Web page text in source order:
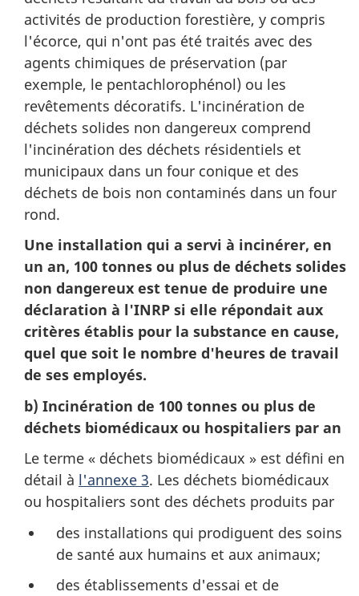
activités de production forestière, y compris
l'écorce, qui n'ont pas été traités avec des
agents chimiques de préservation (par
exemple, le pentachlorophénol) ou les
revêtements décoratifs. L'incinération de
déchets solides non dangereux comprend
l'incinération des déchets résidentiels et
municipaux dans un four conique et des
déchets de bois non contaminés dans un four
rond.
Une installation qui a servi à incinérer, en
un an, 100 tonnes ou plus de déchets solides
non dangereux est tenue de produire une
déclaration à l'INRP si elle répondait aux
critères établis pour la substance en cause,
quel que soit le nombre d'heures de travail
de ses employés.
b) Incinération de 100 tonnes ou plus de
déchets biomédicaux ou hospitaliers par an
Le terme « déchets biomédicaux » est défini en
détail à l'annexe 3. Les déchets biomédicaux
ou hospitaliers sont des déchets produits par
des installations qui prodiguent des soins
de santé aux humains et aux animaux;
des établissements d'essai et de